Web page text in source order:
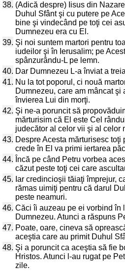
38. (Adică despre) Iisus din
Duhul Sfânt şi cu putere pe
bine şi vindecând pe toţi cei
Dumnezeu era cu El.
39. Şi noi suntem martori pentru
iudeilor şi în Ierusalim; pe
spânzurându-L pe lemn.
40. Dar Dumnezeu L-a înviat a
41. Nu la tot poporul, ci nouă
Dumnezeu, care am mâncat şi
învierea Lui din morţi.
42. Şi ne-a poruncit să
mărturisim că El este Cel
judecător al celor vii şi al celor
43. Despre Acesta mărturisesc toţi
crede în El va primi iertarea
44. Încă pe când Petru vorbea
căzut peste toţi cei care
45. Iar credincioşii tăiaţi împrejur,
rămas uimiţi pentru că darul
peste neamuri.
46. Căci îi auzeau pe ei vorbind în
Dumnezeu. Atunci a răspuns
47. Poate, oare, cineva să
aceştia care au primit Duhul
48. Şi a poruncit ca aceştia să fie
Hristos. Atunci l-au rugat pe
zile.